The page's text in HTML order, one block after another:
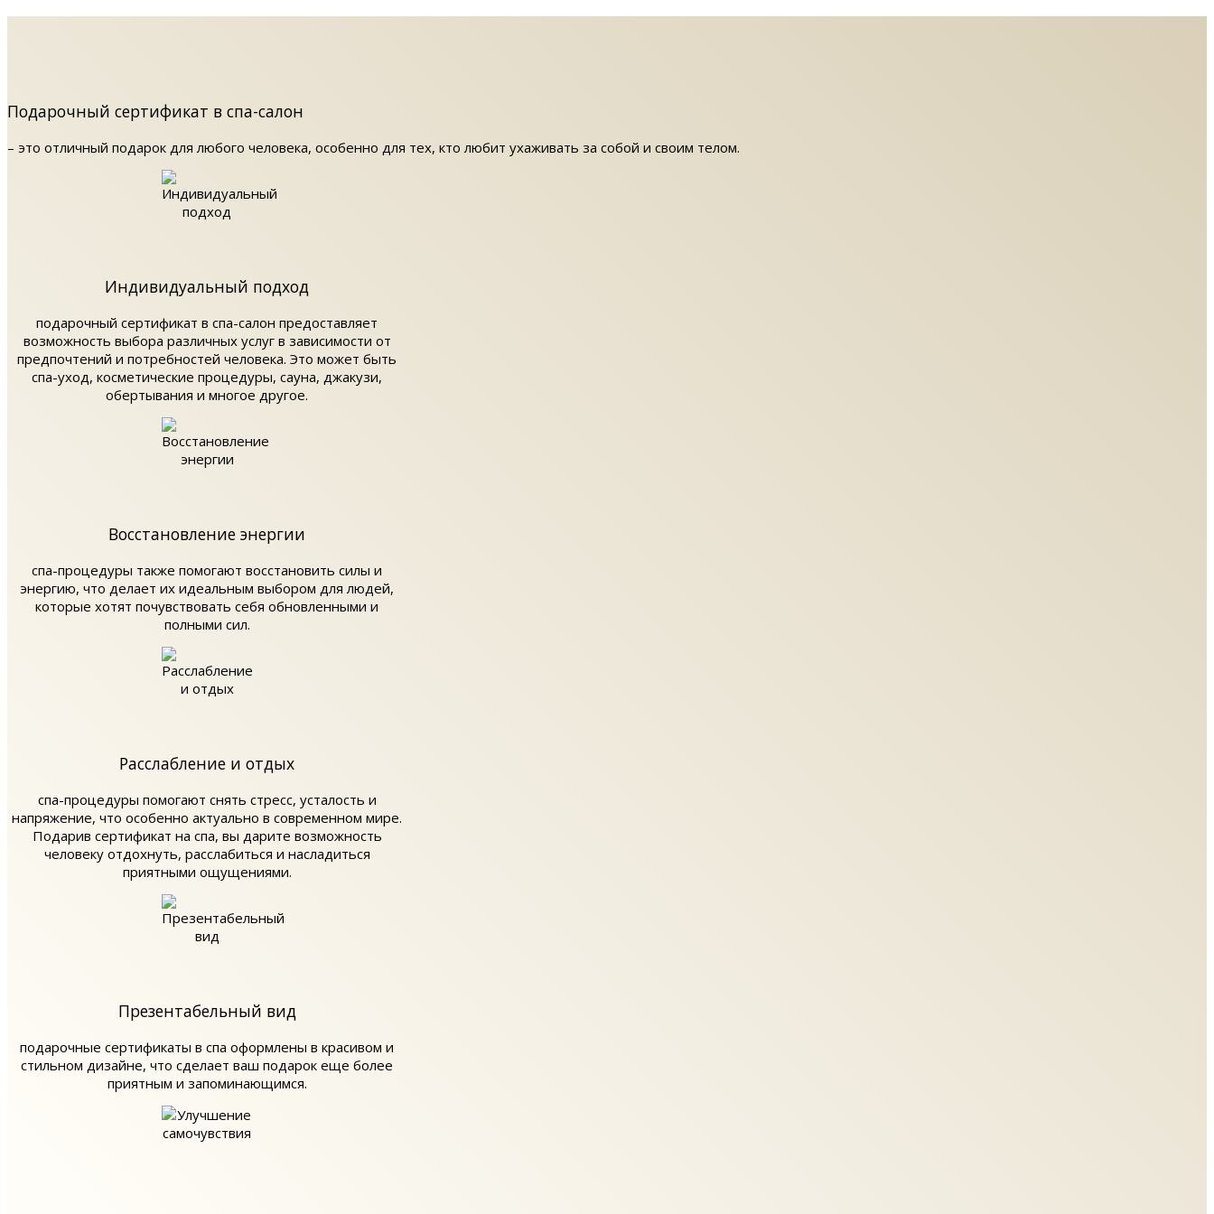
Подарочный сертификат в спа-салон
– это отличный подарок для любого человека, особенно для тех, кто любит ухаживать за собой и своим телом.
Индивидуальный подход
подарочный сертификат в спа-салон предоставляет
возможность выбора различных услуг в зависимости от
предпочтений и потребностей человека. Это может быть
спа-уход, косметические процедуры, сауна, джакузи,
обертывания и многое другое.
Восстановление энергии
спа-процедуры также помогают восстановить силы и
энергию, что делает их идеальным выбором для людей,
которые хотят почувствовать себя обновленными и
полными сил.
Расслабление и отдых
спа-процедуры помогают снять стресс, усталость и
напряжение, что особенно актуально в современном мире.
Подарив сертификат на спа, вы дарите возможность
человеку отдохнуть, расслабиться и насладиться
приятными ощущениями.
Презентабельный вид
подарочные сертификаты в спа оформлены в красивом и
стильном дизайне, что сделает ваш подарок еще более
приятным и запоминающимся.